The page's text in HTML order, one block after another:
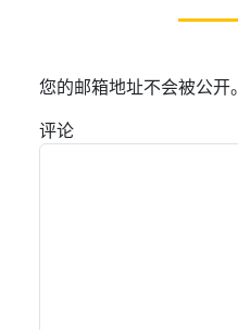
您的邮箱地址不会被公开。
评论